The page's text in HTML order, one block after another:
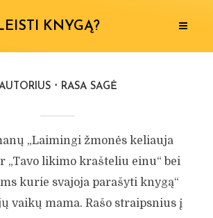
KNYGĄ?
RASA SAGĖ
„Laimingi žmonės keliauja
„Tavo likimo krašteliu einu“ bei
kurie svajoja parašyti knygą“
vaikų mama. Rašo straipsnius į